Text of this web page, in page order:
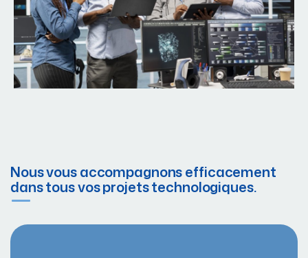
Nous vous accompagnons efficacement
dans tous vos projets technologiques.